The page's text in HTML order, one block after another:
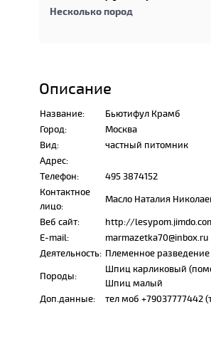
Несколько пород
Описание
Название:
Бьютифул Крамб
Город:
Москва
Вид:
частный питомник
Адрес:
Телефон:
495 3874152
Контактное
лицо:
Масло Наталия
Веб сайт:
http://
E-mail:
marmazetka70@inbox.ru
Деятельность: Племенное
Породы:
Шпиц карликовый
Шпиц малый
Доп.данные:
тел моб +79037777442